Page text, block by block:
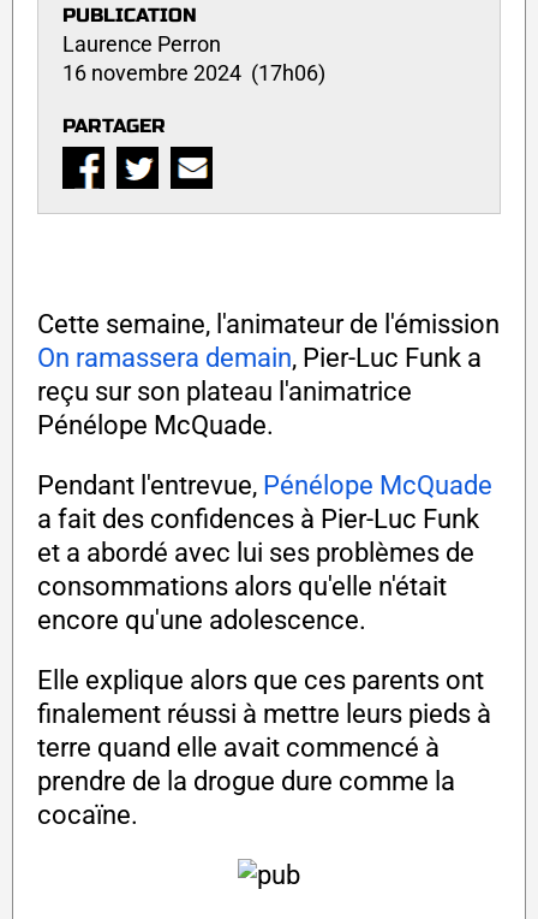
PUBLICATION
Laurence Perron
16 novembre 2024 (17h06)
PARTAGER
Cette semaine, l'animateur de l'émission
On ramassera demain, Pier-Luc Funk a
reçu sur son plateau l'animatrice
Pénélope McQuade.
Pendant l'entrevue, Pénélope McQuade
a fait des confidences à Pier-Luc Funk
et a abordé avec lui ses problèmes de
consommations alors qu'elle n'était
encore qu'une adolescence.
Elle explique alors que ces parents ont
finalement réussi à mettre leurs pieds à
terre quand elle avait commencé à
prendre de la drogue dure comme la
cocaïne.